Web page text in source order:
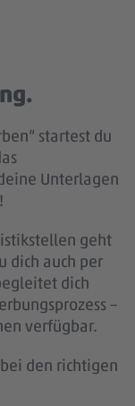
startest du
Unterlagen
geht
dich auch per
dich
–
verfügbar.
den richtigen